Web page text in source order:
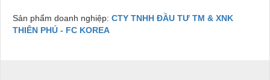
Sản phẩm doanh nghiệp: CTY TNHH ĐẦU TƯ TM & XNK
THIÊN PHÚ - FC KOREA